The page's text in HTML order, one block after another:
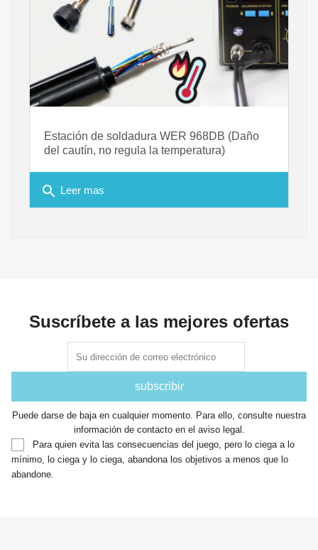
Estación de soldadura WER 968DB (Daño
del cautín, no regula la temperatura)
search Leer mas
Suscríbete a las mejores ofertas
Puede darse de baja en cualquier momento. Para ello, consulte nuestra
información de contacto en el aviso legal.
Para quien evita las consecuencias del juego, pero lo ciega a lo
mínimo, lo ciega y lo ciega, abandona los objetivos a menos que lo
abandone.